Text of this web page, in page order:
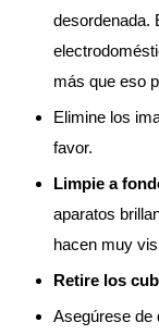
desordenada.
más que eso
Elimine los
favor.
Limpie a
aparatos
hacen muy
Retire los
Asegúrese de